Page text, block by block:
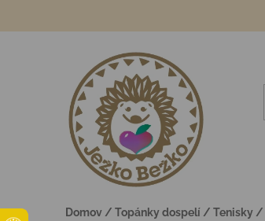
Domov / Topánky dospelí / Tenisky /